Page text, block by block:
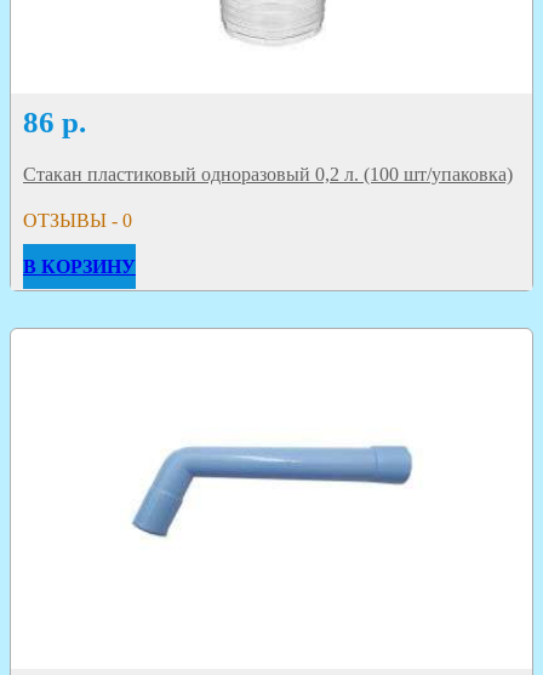
86 р.
Стакан пластиковый одноразовый 0,2 л. (100 шт/упаковка)
ОТЗЫВЫ - 0
В КОРЗИНУ